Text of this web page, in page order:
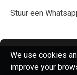
Stuur een
Copyright © 2021,
We use cookies
improve your